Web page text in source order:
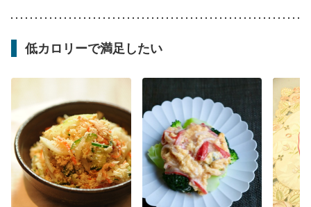
低カロリーで満足したい